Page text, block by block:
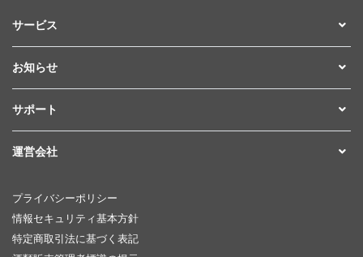
サービス
お知らせ
サポート
運営会社
プライバシーポリシー
情報セキュリティ基本方針
特定商取引法に基づく表記